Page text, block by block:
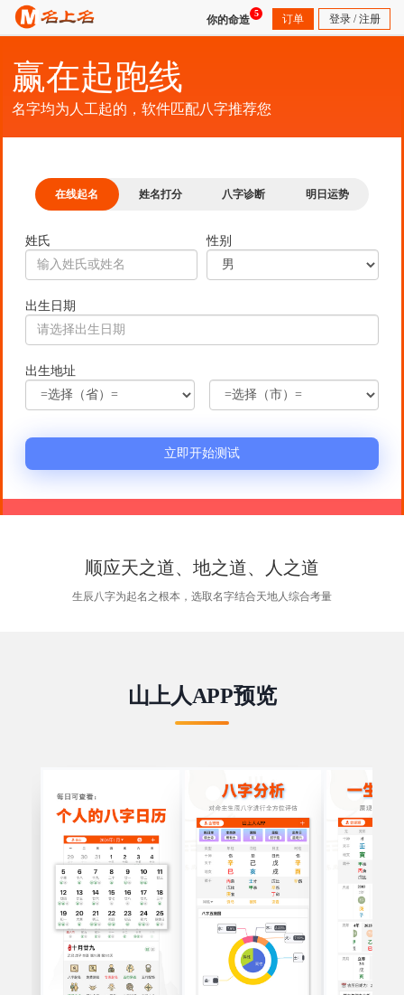
你的命造
5 订单 登录/注册
赢在起跑线
名字均为人工起的，软件匹配八字推荐您
在线起名 姓名打分 八字诊断 明日运势
姓氏 性别
出生日期
出生地址
顺应天之道、地之道、人之道
生辰八字为起名之根本，选取名字结合天地人综合考量
山上人APP预览